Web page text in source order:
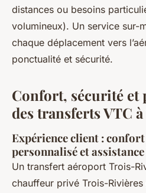
distances ou besoins
volumineux). Un service sur-
chaque déplacement vers
ponctualité et sécurité.
Confort, sécurité et
des transferts VTC
Expérience client :
personnalisé et assistance
Un transfert aéroport Trois-
chauffeur privé Trois-